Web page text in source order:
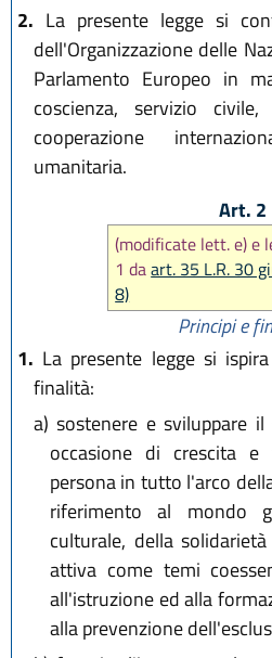
2. La presente legge si
dell'Organizzazione delle
Parlamento Europeo in
coscienza, servizio
cooperazione
umanitaria.
Art. 2
(modificate lett. e) e
1 daart. 35 L.R. 30
8)
Principi e
1. La presente legge si
finalità:
a) sostenere e sviluppare
occasione di crescita e
persona in tutto l'arco
riferimento al mondo
culturale, della
attiva come temi
all'istruzione ed alla
alla prevenzione